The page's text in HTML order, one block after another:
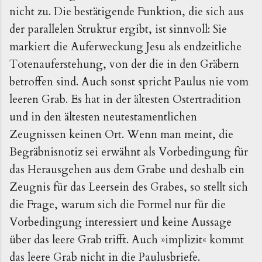
nicht zu. Die bestätigende Funktion, die sich aus
der parallelen Struktur ergibt, ist sinnvoll: Sie
markiert die Auferweckung Jesu als endzeitliche
Totenauferstehung, von der die in den Gräbern
betroffen sind. Auch sonst spricht Paulus nie vom
leeren Grab. Es hat in der ältesten Ostertradition
und in den ältesten neutestamentlichen
Zeugnissen keinen Ort. Wenn man meint, die
Begräbnisnotiz sei erwähnt als Vorbedingung für
das Herausgehen aus dem Grabe und deshalb ein
Zeugnis für das Leersein des Grabes, so stellt sich
die Frage, warum sich die Formel nur für die
Vorbedingung interessiert und keine Aussage
über das leere Grab trifft. Auch »implizit« kommt
das leere Grab nicht in die Paulusbriefe.